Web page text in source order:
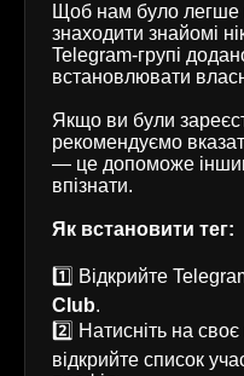
Щоб нам було легше
знаходити знайомі
Telegram-групі
встановлювати
Якщо ви були
рекомендуємо
— це допоможе
впізнати.
Як встановити тег:
1️⃣ Відкрийте
Club.
2️⃣ Натисніть на
відкрийте список